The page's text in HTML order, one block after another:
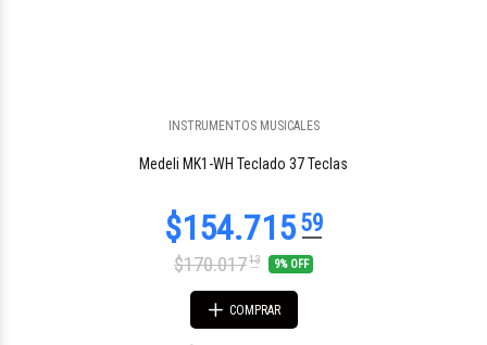
INSTRUMENTOS MUSICALES
Medeli MK1-WH Teclado 37 Teclas
$170.01713 9% OFF
COMPRAR